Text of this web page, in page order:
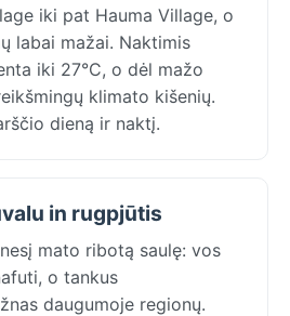
iki pat Hauma Village, o
labai mažai. Naktimis
iki 27°C, o dėl mažo
klimato kišenių.
dieną ir naktį.
in rugpjūtis
mato ribotą saulę: vos
o tankus
daugumoje regionų.